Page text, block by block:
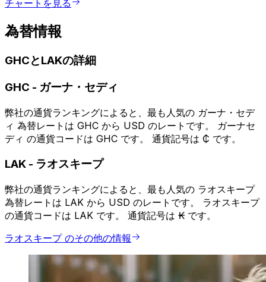
チャートを見る
為替情報
GHCとLAKの詳細
GHC - ガーナ・セディ
弊社の通貨ランキングによると、最も人気の ガーナ・セデ
ィ 為替レートは GHC から USD のレートです。 ガーナセ
ディ の通貨コードは GHC です。 通貨記号は ₵ です。
LAK - ラオスキープ
弊社の通貨ランキングによると、最も人気の ラオスキープ
為替レートは LAK から USD のレートです。 ラオスキープ
の通貨コードは LAK です。 通貨記号は ₭ です。
ラオスキープ のその他の情報